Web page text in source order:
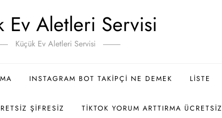
Ev Aletleri Servisi
Küçük Ev Aletleri Servisi
INSTAGRAM BOT TAKIPÇI NE DEMEK LISTE
ŞIFRESIZ TIKTOK YORUM ARTTIRMA ÜCRETSIZ